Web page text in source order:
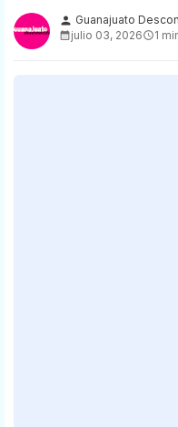
person Guanajuato
julio 03, 2026
1